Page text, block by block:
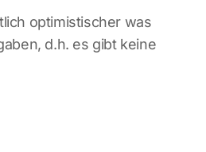
optimistischer was
d.h. es gibt keine